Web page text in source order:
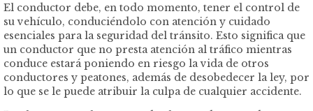
El conductor debe, en todo momento, tener el control de
su vehículo, conduciéndolo con atención y cuidado
esenciales para la seguridad del tránsito. Esto significa que
un conductor que no presta atención al tráfico mientras
conduce estará poniendo en riesgo la vida de otros
conductores y peatones, además de desobedecer la ley, por
lo que se le puede atribuir la culpa de cualquier accidente.